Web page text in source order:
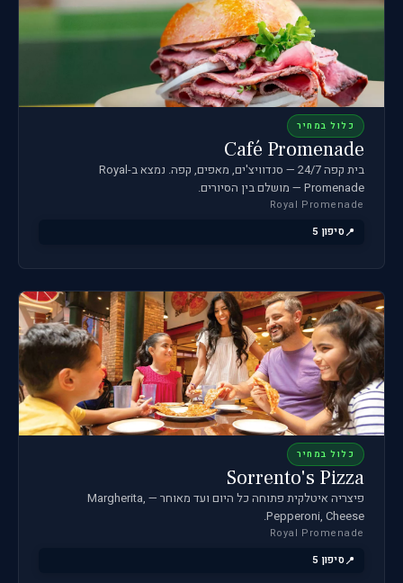
כלול במחיר
Café Promenade
בית קפה 24/7 — סנדוויצ'ים, מאפים, קפה. נמצא ב-Royal
Promenade — מושלם בין הסיורים.
Royal Promenade
סיפון 5
כלול במחיר
Sorrento's Pizza
פיצריה איטלקית פתוחה כל היום ועד מאוחר — Margherita,
Pepperoni, Cheese.
Royal Promenade
סיפון 5